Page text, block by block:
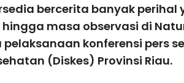
bercerita banyak perihal
masa observasi di
konferensi pers
(Diskes) Provinsi Riau.